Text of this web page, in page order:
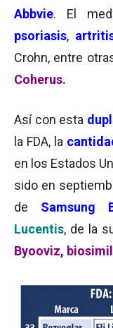
Abbvie. El
psoriasis,
Crohn, entre
Coherus.
Así con esta
la FDA, la
en los Estados
sido en
de Samsung
Lucentis, de la
Byooviz,